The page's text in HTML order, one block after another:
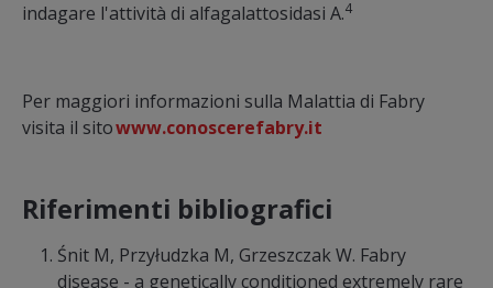
indagare l'attività di alfagalattosidasi A.4
Per maggiori informazioni sulla Malattia di Fabry
visita il sitowww.conoscerefabry.it
Riferimenti bibliografici
Śnit M, Przyłudzka M, Grzeszczak W. Fabry
disease - a genetically conditioned extremely rare